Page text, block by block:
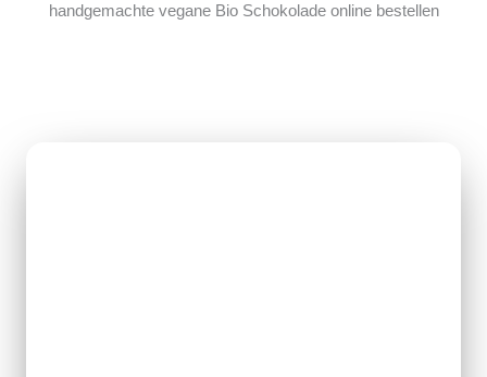
handgemachte vegane Bio Schokolade online bestellen